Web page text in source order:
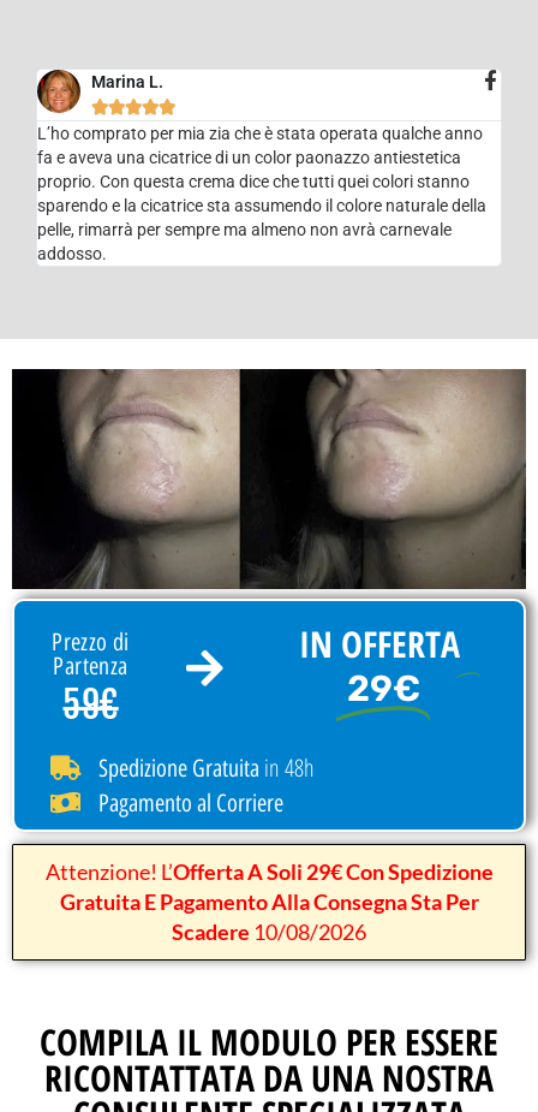
Marina L.

L’ho comprato per mia zia che è stata operata qualche anno
fa e aveva una cicatrice di un color paonazzo antiestetica
proprio. Con questa crema dice che tutti quei colori stanno
sparendo e la cicatrice sta assumendo il colore naturale della
pelle, rimarrà per sempre ma almeno non avrà carnevale
addosso.
Prezzo di
Partenza
59€
IN OFFERTA
29€
Spedizione Gratuita in 48h
Pagamento al Corriere
Attenzione! L’Offerta A Soli 29€ Con Spedizione
Gratuita E Pagamento Alla Consegna Sta Per
Scadere 10/08/2026
COMPILA IL MODULO PER ESSERE
RICONTATTATA DA UNA NOSTRA